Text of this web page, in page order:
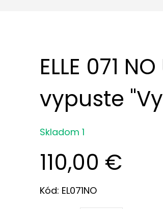
ELLE 071
vypuste
Skladom 1
110,00 €
Kód: EL071NO